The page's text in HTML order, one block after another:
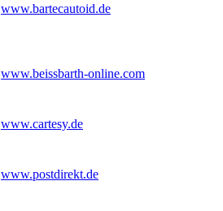
www.bartecautoid.de
www.beissbarth-online.com
www.cartesy.de
www.postdirekt.de